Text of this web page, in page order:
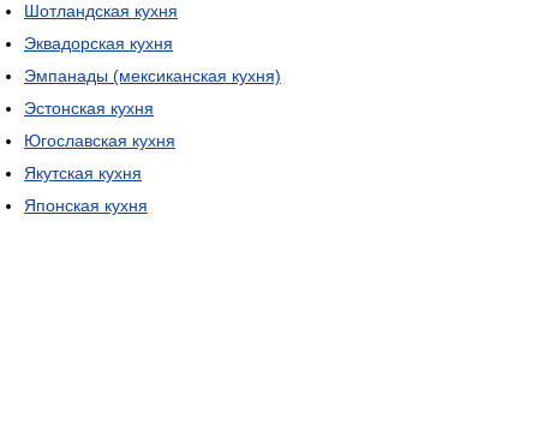
Шотландская кухня
Эквадорская кухня
Эмпанады (мексиканская кухня)
Эстонская кухня
Югославская кухня
Якутская кухня
Японская кухня